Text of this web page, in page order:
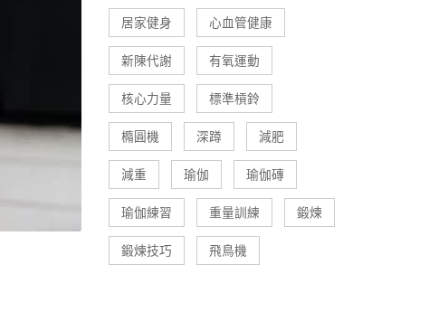
居家健身 心血管健康
新陳代謝 有氧運動
核心力量 標準槓鈴
橢圓機 深蹲 減肥
減重 瑜伽 瑜伽磚
瑜伽練習 重量訓練 鍛煉
鍛煉技巧 飛鳥機